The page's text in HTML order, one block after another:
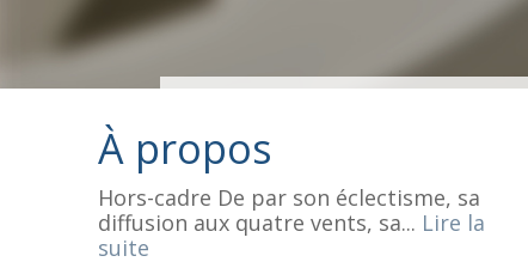
À propos
Hors-cadre De par son éclectisme, sa
diffusion aux quatre vents, sa... Lire la
suite